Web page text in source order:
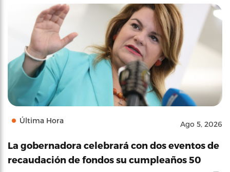
Última Hora Ago 5, 2026
La gobernadora celebrará con dos eventos de
recaudación de fondos su cumpleaños 50